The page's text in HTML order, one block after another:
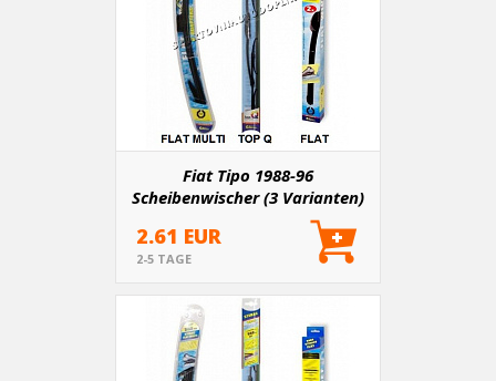
Fiat Tipo 1988-96
Scheibenwischer (3 Varianten)
2.61 EUR
2-5 TAGE